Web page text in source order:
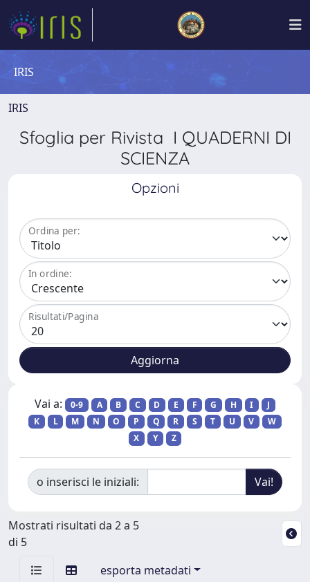
IRIS
IRIS
Sfoglia per Rivista I QUADERNI DI
SCIENZA
Opzioni
Ordina per:
In ordine:
Risultati/Pagina
Vai a: 0-9 A B C D E F G H I
J
K
L M N O P Q R S T U V
W
X
Y Z
o inserisci le iniziali:
Mostrati risultati da 2 a 5
di 5
esporta metadati